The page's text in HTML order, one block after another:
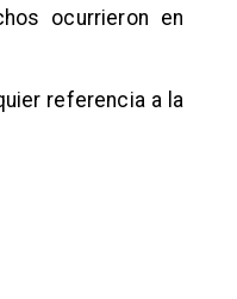
ocurrieron en
referencia a la